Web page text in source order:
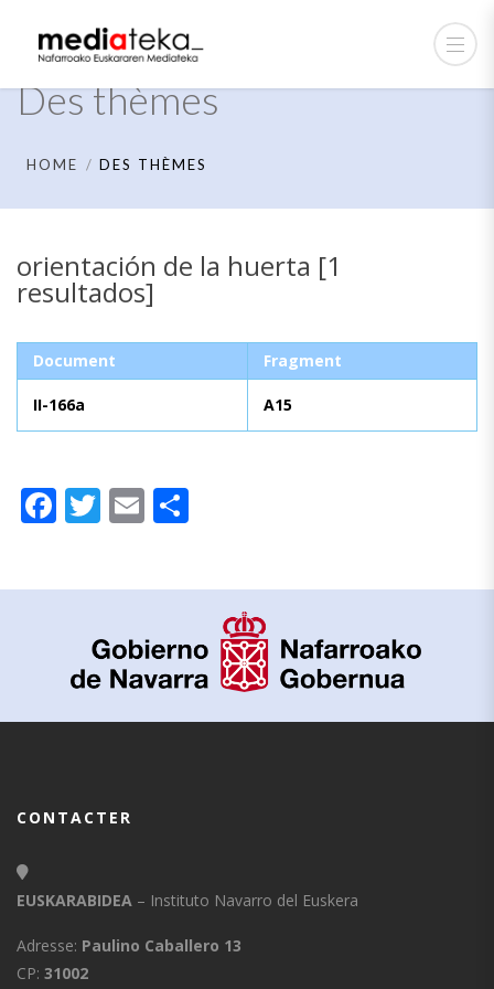
Des thèmes
HOME DES THÈMES
orientación de la huerta [1
resultados]
Document Fragment
II-166a A15
Facebook
Twitter
Email
CONTACTER
EUSKARABIDEA – Instituto Navarro del Euskera
Adresse: Paulino Caballero 13
CP: 31002